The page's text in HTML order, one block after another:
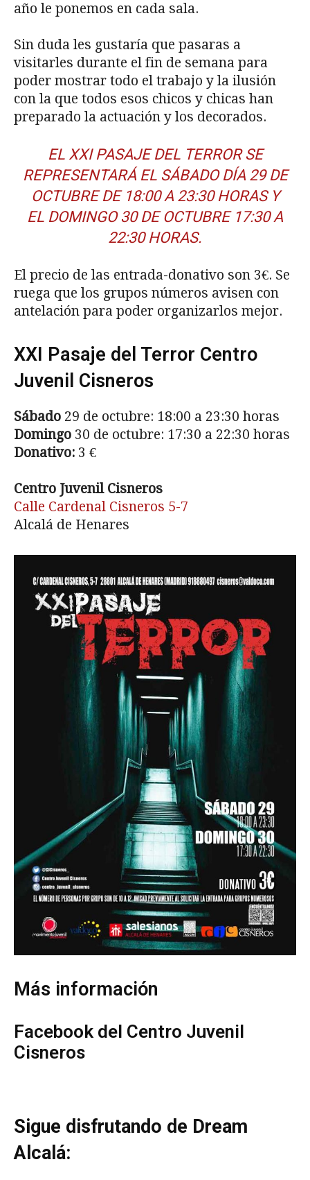
año le ponemos en cada sala.
Sin duda les gustaría que pasaras a
visitarles durante el fin de semana para
poder mostrar todo el trabajo y la ilusión
con la que todos esos chicos y chicas han
preparado la actuación y los decorados.
EL XXI PASAJE DEL TERROR SE
REPRESENTARÁ EL SÁBADO DÍA 29 DE
OCTUBRE DE 18:00 A 23:30 HORAS Y
EL DOMINGO 30 DE OCTUBRE 17:30 A
22:30 HORAS.
El precio de las entrada-donativo son 3€. Se
ruega que los grupos números avisen con
antelación para poder organizarlos mejor.
XXI Pasaje del Terror Centro
Juvenil Cisneros
Sábado 29 de octubre: 18:00 a 23:30 horas
Domingo 30 de octubre: 17:30 a 22:30 horas
Donativo: 3 €
Centro Juvenil Cisneros
Calle Cardenal Cisneros 5-7
Alcalá de Henares
Más información
Facebook del Centro Juvenil
Cisneros
Sigue disfrutando de Dream
Alcalá: